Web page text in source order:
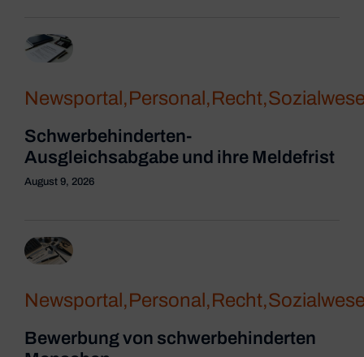
Newsportal,Personal,Recht,
Schwerbehinderten-
Ausgleichsabgabe und ihre Meldefrist
August 9, 2026
Newsportal,Personal,Recht,
Bewerbung von schwerbehinderten